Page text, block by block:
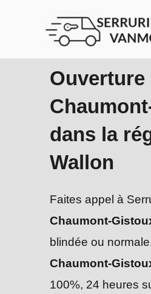
Ouverture
dans la
Wallon
Faites appel à
Chaumont-
blindée ou
Chaumont-
100%, 24 heures